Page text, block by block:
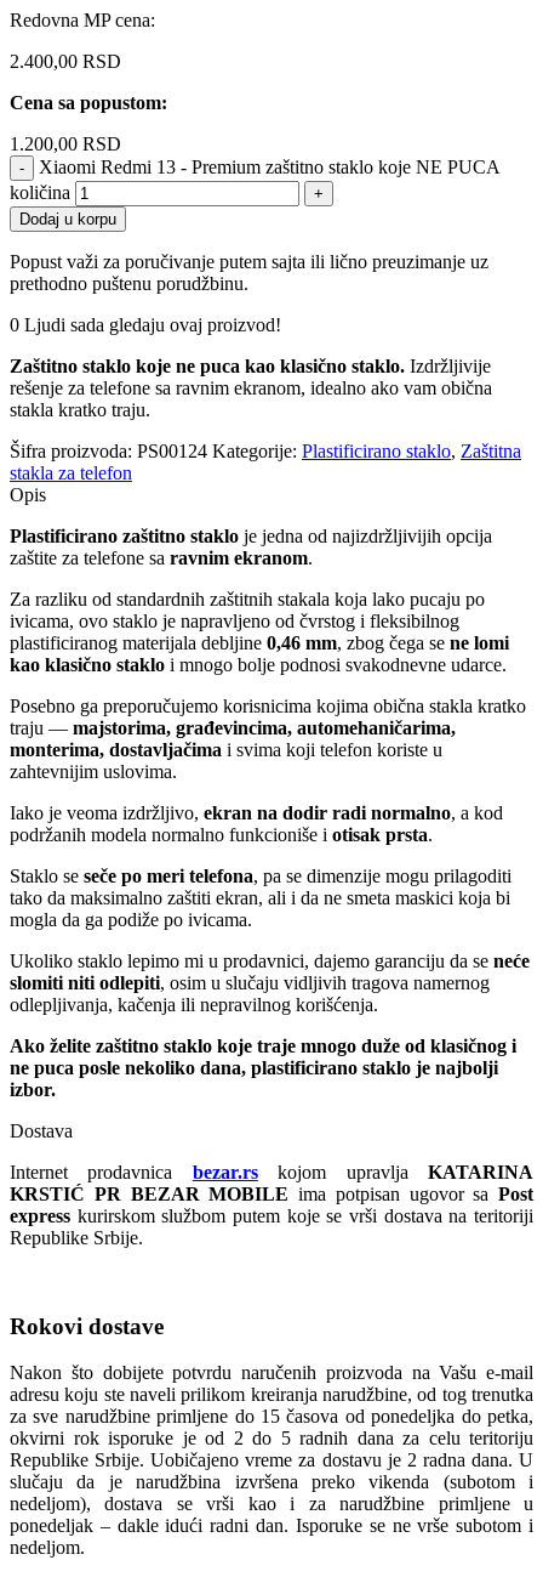
Redovna MP cena:
2.400,00 RSD
Cena sa popustom:
1.200,00 RSD
Xiaomi Redmi 13 - Premium zaštitno staklo koje NE PUCA
količina
Dodaj u korpu
Popust važi za poručivanje putem sajta ili lično preuzimanje uz
prethodno puštenu porudžbinu.
0 Ljudi sada gledaju ovaj proizvod!
Zaštitno staklo koje ne puca kao klasično staklo. Izdržljivije
rešenje za telefone sa ravnim ekranom, idealno ako vam obična
stakla kratko traju.
Šifra proizvoda: PS00124 Kategorije: Plastificirano staklo, Zaštitna
stakla za telefon
Opis
Plastificirano zaštitno staklo je jedna od najizdržljivijih opcija
zaštite za telefone sa ravnim ekranom.
Za razliku od standardnih zaštitnih stakala koja lako pucaju po
ivicama, ovo staklo je napravljeno od čvrstog i fleksibilnog
plastificiranog materijala debljine 0,46 mm, zbog čega se ne lomi
kao klasično staklo i mnogo bolje podnosi svakodnevne udarce.
Posebno ga preporučujemo korisnicima kojima obična stakla kratko
traju — majstorima, građevincima, automehaničarima,
monterima, dostavljačima i svima koji telefon koriste u
zahtevnijim uslovima.
Iako je veoma izdržljivo, ekran na dodir radi normalno, a kod
podržanih modela normalno funkcioniše i otisak prsta.
Staklo se seče po meri telefona, pa se dimenzije mogu prilagoditi
tako da maksimalno zaštiti ekran, ali i da ne smeta maskici koja bi
mogla da ga podiže po ivicama.
Ukoliko staklo lepimo mi u prodavnici, dajemo garanciju da se neće
slomiti niti odlepiti, osim u slučaju vidljivih tragova namernog
odlepljivanja, kačenja ili nepravilnog korišćenja.
Ako želite zaštitno staklo koje traje mnogo duže od klasičnog i
ne puca posle nekoliko dana, plastificirano staklo je najbolji
izbor.
Dostava
Internet prodavnica bezar.rskojom upravljaKATARINA
KRSTIĆ PR BEZAR MOBILE ima potpisan ugovor sa Post
express kurirskom službom putem koje se vrši dostava na teritoriji
Republike Srbije.
Rokovi dostave
Nakon što dobijete potvrdu naručenih proizvoda na Vašu e-mail
adresu koju ste naveli prilikom kreiranja narudžbine, od tog trenutka
za sve narudžbine primljene do 15 časova od ponedeljka do petka,
okvirni rok isporuke je od 2 do 5 radnih dana za celu teritoriju
Republike Srbije. Uobičajeno vreme za dostavu je 2 radna dana. U
slučaju da je narudžbina izvršena preko vikenda (subotom i
nedeljom), dostava se vrši kao i za narudžbine primljene u
ponedeljak – dakle idući radni dan. Isporuke se ne vrše subotom i
nedeljom.